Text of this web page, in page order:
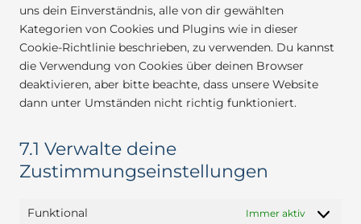
uns dein Einverständnis, alle von dir gewählten
Kategorien von Cookies und Plugins wie in dieser
Cookie-Richtlinie beschrieben, zu verwenden. Du kannst
die Verwendung von Cookies über deinen Browser
deaktivieren, aber bitte beachte, dass unsere Website
dann unter Umständen nicht richtig funktioniert.
7.1 Verwalte deine
Zustimmungseinstellungen
Funktional Immer aktiv